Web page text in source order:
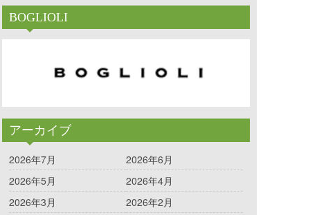
BOGLIOLI
アーカイブ
2026年7月
2026年6月
2026年5月
2026年4月
2026年3月
2026年2月